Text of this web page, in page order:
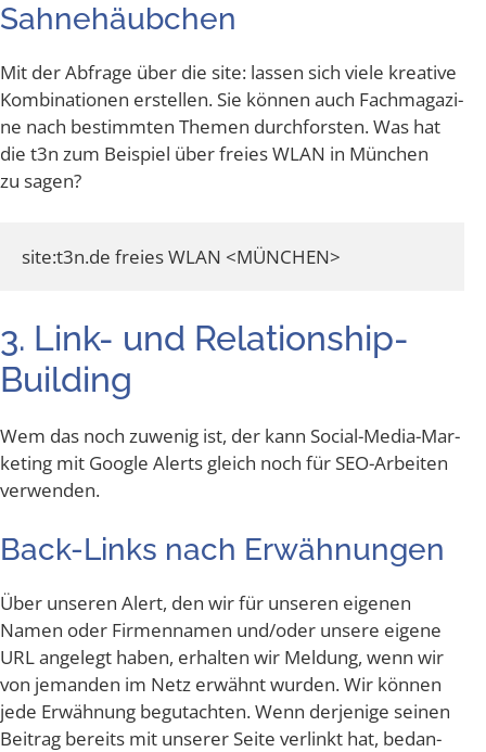
Sah­ne­häub­chen
Mit der Abfra­ge über die site: las­sen sich vie­le krea­ti­ve
Kom­bi­na­tio­nen erstel­len. Sie kön­nen auch Fach­ma­ga­zi­
ne nach bestimm­ten The­men durch­fors­ten. Was hat
die t3n zum Bei­spiel über frei­es WLAN in Mün­chen
zu sagen?
3. Link- und Relationship-
Building
Wem das noch zuwe­nig ist, der kann Social-Media-Mar­
ke­ting mit Goog­le Alerts gleich noch für SEO-Arbei­ten
verwenden.
Back-Links nach Erwähnungen
Über unse­ren Alert, den wir für unse­ren eige­nen
Namen oder Fir­men­na­men und/​oder unse­re eige­ne
URL ange­legt haben, erhal­ten wir Mel­dung, wenn wir
von jeman­den im Netz erwähnt wur­den. Wir kön­nen
jede Erwäh­nung begut­ach­ten. Wenn der­je­ni­ge sei­nen
Bei­trag bereits mit unse­rer Sei­te ver­linkt hat, bedan­